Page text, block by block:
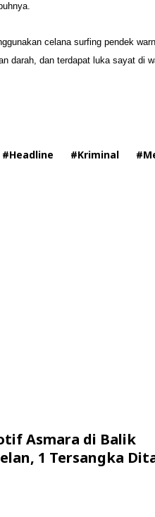
celana surfing pendek
darah, dan terdapat luka sayat di
#Headline #Kriminal
Asmara di Balik
1 Tersangka